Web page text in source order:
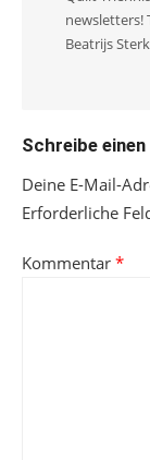
newsletters!
Beatrijs Sterk
Schreibe
Deine E-Mail-
Erforderliche
Kommentar *